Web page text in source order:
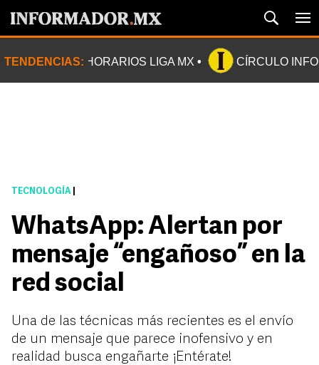
TENDENCIAS: HORARIOS LIGA MX CÍRCULO
TECNOLOGÍA
WhatsApp: Alertan por
mensaje “engañoso” en la
red social
Una de las técnicas más recientes es el envío
de un mensaje que parece inofensivo y en
realidad busca engañarte ¡Entérate!